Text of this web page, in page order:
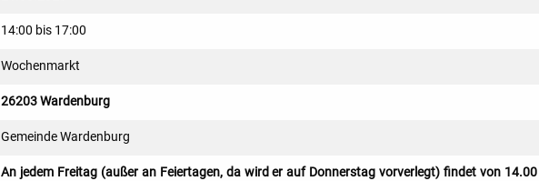
14:00 bis 17:00
Wochenmarkt
26203 Wardenburg
Gemeinde Wardenburg
An jedem Freitag (außer an Feiertagen, da wird er auf Donnerstag vorverlegt) findet von 14.00